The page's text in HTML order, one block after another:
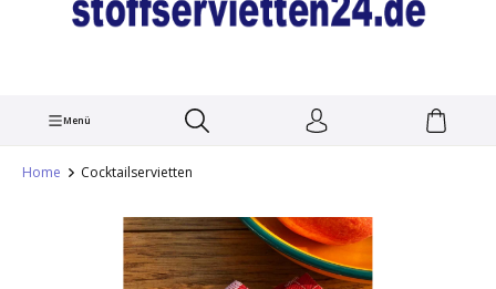
Menü
Home Cocktailservietten
Bildergalerie überspringen